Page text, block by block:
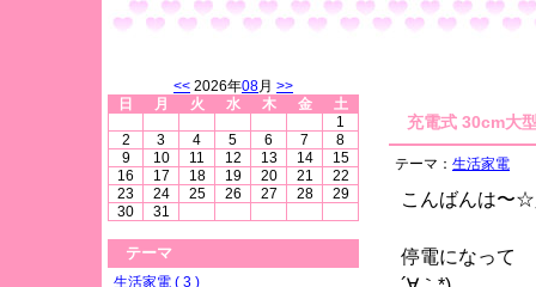
充電式 30cm大
テーマ： 生活家電
こんばんは
停電になって
<< 2026年08月 >>
日
月 火 水 木 金
土
1
2
3 4 5 6 7
8
9
10 11 12 13 14
15
16
17 18 19 20 21
22
23
24 25 26 27 28
29
30
31
テーマ
生活家電 ( 3 )